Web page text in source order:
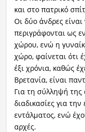
και στο πατρικό
Οι δύο άνδρες είναι
περιγράφονται ως
χώρου, ενώ η
χώρο, φαίνεται ότι
έξι χρόνια, καθώς
Βρετανία, είναι
Για τη σύλληψή της
διαδικασίες για
εντάλματος, ενώ
αρχές.